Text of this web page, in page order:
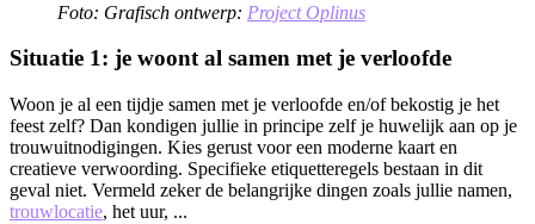
Foto: Grafisch ontwerp: Project Oplinus
Situatie 1: je woont al samen met je verloofde
Woon je al een tijdje samen met je verloofde en/of bekostig je het
feest zelf? Dan kondigen jullie in principe zelf je huwelijk aan op je
trouwuitnodigingen. Kies gerust voor een moderne kaart en
creatieve verwoording. Specifieke etiquetteregels bestaan in dit
geval niet. Vermeld zeker de belangrijke dingen zoals jullie namen,
trouwlocatie, het uur, ...